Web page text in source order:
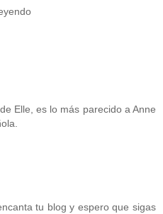
Elle, es lo más parecido a Anne
tu blog y espero que sigas